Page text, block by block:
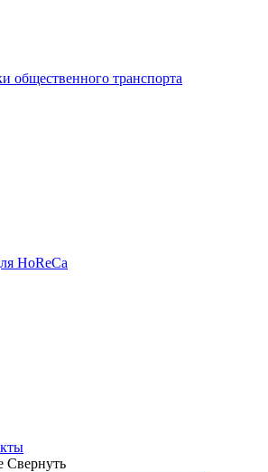
общественного транспорта
HoReCa
Свернуть